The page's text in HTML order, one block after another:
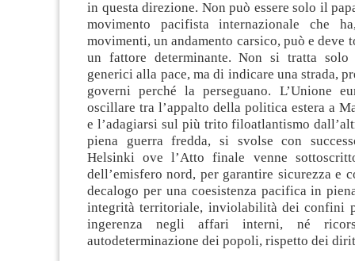
in questa direzione. Non può essere solo il
movimento pacifista internazionale che
movimenti, un andamento carsico, può e deve
un fattore determinante. Non si tratta
generici alla pace, ma di indicare una strada,
governi perché la perseguano. L’Unione
oscillare tra l’appalto della politica estera a
e l’adagiarsi sul più trito filoatlantismo
piena guerra fredda, si svolse con
Helsinki ove l’Atto finale venne
dell’emisfero nord, per garantire sicurezza e
decalogo per una coesistenza pacifica in
integrità territoriale, inviolabilità dei confini
ingerenza negli affari interni, né
autodeterminazione dei popoli, rispetto dei